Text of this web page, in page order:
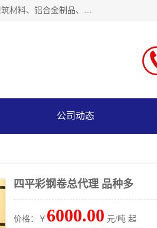
上海轩本实业有限公司成立于2017年，注册地位于上海市宝山区。经营范围包括金属材料、五金交电、建筑材料、铝合金制品、机械设备、电线电缆、装潢材料等；公司主营产品：宝钢彩钢板、宝钢彩钢卷、宝钢彩涂板、宝钢彩涂卷、宝钢高耐候彩钢板，宝钢氟碳彩钢板。是一家集钢铁贸易，物流、加工为一体的产业全配套公司。
公司动态
四平彩钢卷总代理 品种多
价格：￥ 6000.00 元/吨 起